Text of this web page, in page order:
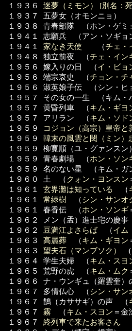
１９３６
１９３７
１９３８
１９４１
１９４１
１９４８
１９５６
１９５６
１９５６
１９５７
１９５７
１９５７
１９５９
１９５９
１９５９
１９５９
１９５９
１９６０
１９６１
１９６１
１９６１
１９６２
１９６２
１９６３
１９６３
１９６４
１９６５
１９６６
１９６７
１９６７
１９６７
１９６７
迷夢（ミモン） [別名：
五夢女（オモンニョ）
青春部隊 （ホン・ゲミ
志願兵 （アン・ソギョ
家なき天使 （チェ・
独立前夜 （チェ・イン
嫁入りの日 （イ・ビョ
端宗哀史 （チョン・チ
淑英娘子伝 （シン・ヒ
その女の一生 （キム・
黄昏列車 （キム・ギヨ
アリラン （キム・ソド
コジョン（高宗）皇帝
韓末の風雲と閔（ミン）
柳寛順（ユ・グァンス
青春劇場 （ホン・ソン
名のない星 （キム・ガ
土 （ クォン・ヨンスン
玄界灘は知っている
（
常緑樹 （ シン・サンオ
春香伝 （ホン・ソンギ
メン（孟）進士宅の慶
豆満江よさらば （イム
高麗葬 （キム・ギヨン
望夫石（マンブソク）
(
学生夫婦 （キム・スヨ
荒野の虎 （キム・ムク
ナ・ウンギュ（羅雲奎
多情仏心 （ シン・サン
鵲（カササギ）の声 （
霧 （キム・スヨン ＝金
終列車で来たお客さん